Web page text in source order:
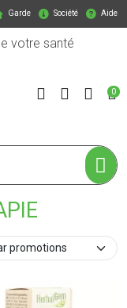
Garde Société Aide
votre santé
à votre service
0